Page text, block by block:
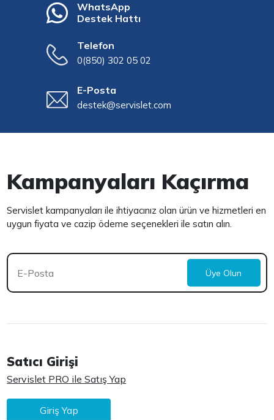
WhatsApp
Destek Hattı
Telefon
0(850) 302 05 02
E-Posta
destek@servislet.com
Kampanyaları Kaçırma
Servislet kampanyaları ile ihtiyacınız olan ürün ve hizmetleri en
uygun fiyata ve cazip ödeme seçenekleri ile satın alın.
Üye Olun
Satıcı Girişi
Servislet PRO ile Satış Yap
Giriş Yap